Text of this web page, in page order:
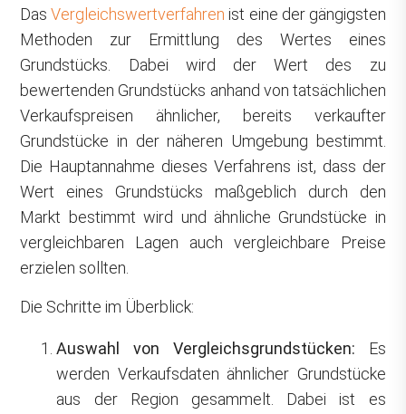
DasVergleichswertverfahren ist eine der gängigsten
Methoden zur Ermittlung des Wertes eines
Grundstücks. Dabei wird der Wert des zu
bewertenden Grundstücks anhand von tatsächlichen
Verkaufspreisen ähnlicher, bereits verkaufter
Grundstücke in der näheren Umgebung bestimmt.
Die Hauptannahme dieses Verfahrens ist, dass der
Wert eines Grundstücks maßgeblich durch den
Markt bestimmt wird und ähnliche Grundstücke in
vergleichbaren Lagen auch vergleichbare Preise
erzielen sollten.
Die Schritte im Überblick:
Auswahl von Vergleichsgrundstücken: Es
werden Verkaufsdaten ähnlicher Grundstücke
aus der Region gesammelt. Dabei ist es